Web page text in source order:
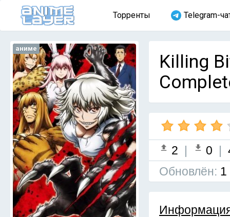
Торренты Telegram-
аниме
Killing
2 | 0 |
Обновлён: 1